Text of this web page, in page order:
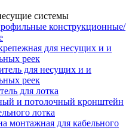
системы
конструкционные/
для несущих и и
реек
для несущих и и
реек
для лотка
и потолочный кронштейн
лотка
монтажная для кабельного